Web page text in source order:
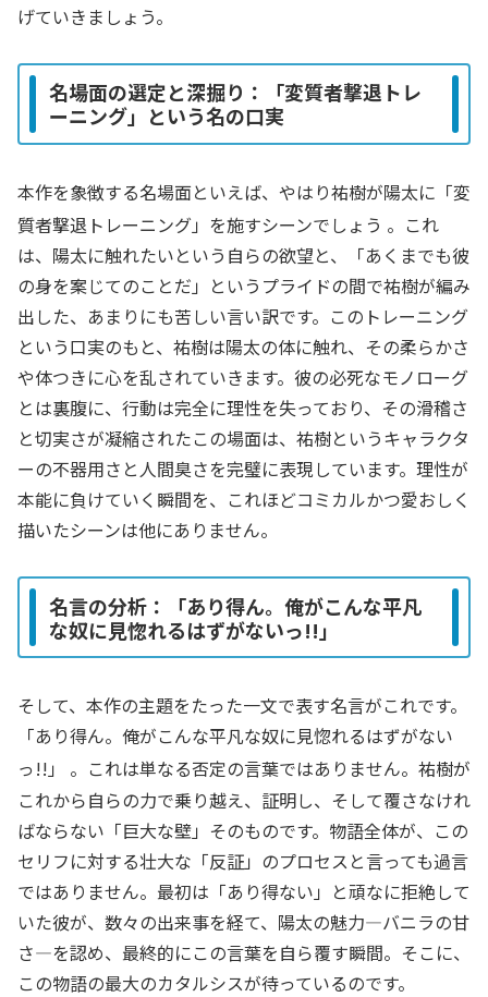
げていきましょう。
名場面の選定と深掘り：「変質者撃退トレ
ーニング」という名の口実
本作を象徴する名場面といえば、やはり祐樹が陽太に「変
質者撃退トレーニング」を施すシーンでしょう 。これ
は、陽太に触れたいという自らの欲望と、「あくまでも彼
の身を案じてのことだ」というプライドの間で祐樹が編み
出した、あまりにも苦しい言い訳です。このトレーニング
という口実のもと、祐樹は陽太の体に触れ、その柔らかさ
や体つきに心を乱されていきます。彼の必死なモノローグ
とは裏腹に、行動は完全に理性を失っており、その滑稽さ
と切実さが凝縮されたこの場面は、祐樹というキャラクタ
ーの不器用さと人間臭さを完璧に表現しています。理性が
本能に負けていく瞬間を、これほどコミカルかつ愛おしく
描いたシーンは他にありません。
名言の分析：「あり得ん。俺がこんな平凡
な奴に見惚れるはずがないっ!!」
そして、本作の主題をたった一文で表す名言がこれです。
「あり得ん。俺がこんな平凡な奴に見惚れるはずがない
っ!!」 。これは単なる否定の言葉ではありません。祐樹が
これから自らの力で乗り越え、証明し、そして覆さなけれ
ばならない「巨大な壁」そのものです。物語全体が、この
セリフに対する壮大な「反証」のプロセスと言っても過言
ではありません。最初は「あり得ない」と頑なに拒絶して
いた彼が、数々の出来事を経て、陽太の魅力—バニラの甘
さ—を認め、最終的にこの言葉を自ら覆す瞬間。そこに、
この物語の最大のカタルシスが待っているのです。